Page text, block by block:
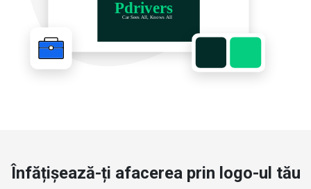
Înfățișează-ți afacerea prin logo-ul tău